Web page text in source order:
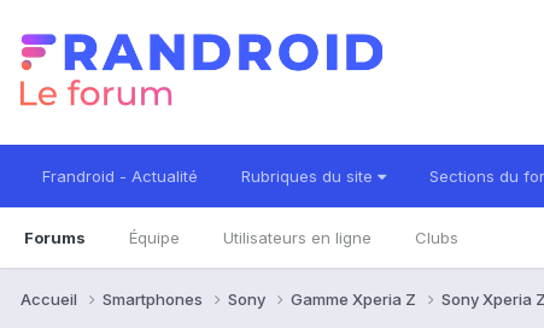
Frandroid - Actualité Rubriques du site Sections du
Forums Équipe Utilisateurs en ligne Clubs
Accueil Smartphones Sony Gamme Xperia Z Sony Xperia